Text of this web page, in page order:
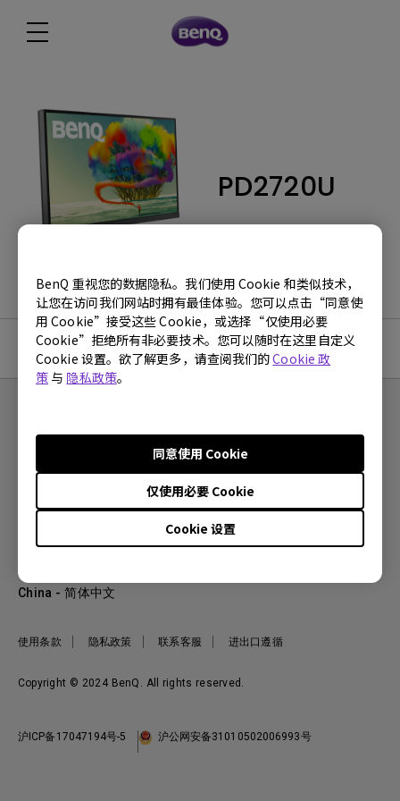
BenQ 重视您的数据隐私。我们使用 Cookie 和类似技术，
让您在访问我们网站时拥有最佳体验。您可以点击“同意使
用 Cookie”接受这些 Cookie，或选择“仅使用必要
Cookie”拒绝所有非必要技术。您可以随时在这里自定义
Cookie 设置。欲了解更多，请查阅我们的Cookie 政
策 与 隐私政策。
Cookie 设置
仅使用必要 Cookie
同意使用 Cookie
PD2720U
使用手册
产品
WiT智能灯
关于明基
企业社会责任
服务支持
档案下载与常见问题
Copyright © 2024 BenQ. All rights reserved.
使用条款 隐私政策 联系客服 进出口遵循
China - 简体中文
沪ICP备17047194号-5 沪公网安备31010502006993号